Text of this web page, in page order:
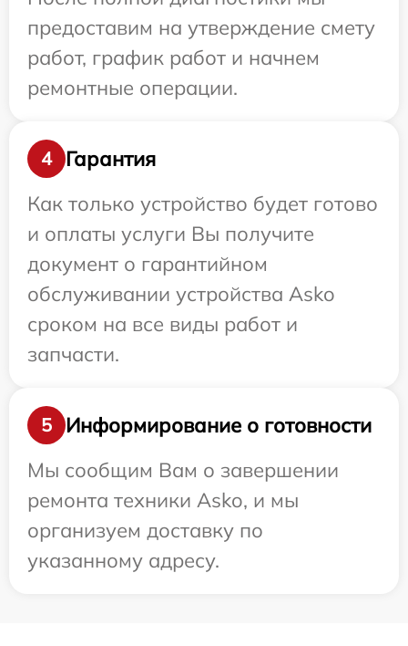
предоставим на утверждение смету
работ, график работ и начнем
ремонтные операции.
4
Гарантия
Как только устройство будет готово
и оплаты услуги Вы получите
документ о гарантийном
обслуживании устройства Asko
сроком на все виды работ и
запчасти.
5
Информирование о готовности
Мы сообщим Вам о завершении
ремонта техники Asko, и мы
организуем доставку по
указанному адресу.